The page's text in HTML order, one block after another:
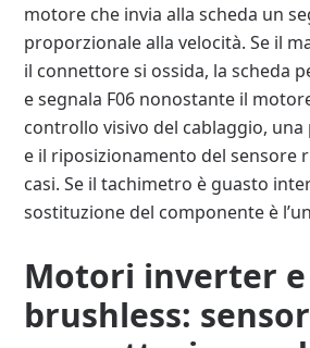
motore che invia alla scheda un
proporzionale alla velocità. Se il
il connettore si ossida, la scheda
e segnala F06 nonostante il
controllo visivo del cablaggio,
e il riposizionamento del sensore
casi. Se il tachimetro è guasto
sostituzione del componente è
Motori inverter e
brushless: